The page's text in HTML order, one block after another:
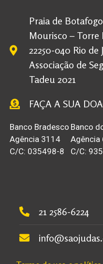
Praia de
Mourisco – Torre
22250-040 Rio de
Associação de
Tadeu 2021
FAÇA A SUA
Banco Bradesco
Agência 3114
C/C: 035498-8
Banco
Agência
C/C:
21 2586-6224